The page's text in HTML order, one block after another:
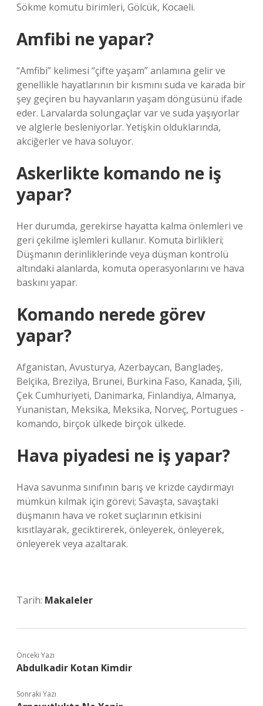
Sökme komutu birimleri, Gölcük, Kocaeli.
Amfibi ne yapar?
“Amfibi” kelimesi “çifte yaşam” anlamına gelir ve
genellikle hayatlarının bir kısmını suda ve karada bir
şey geçiren bu hayvanların yaşam döngüsünü ifade
eder. Larvalarda solungaçlar var ve suda yaşıyorlar
ve alglerle besleniyorlar. Yetişkin olduklarında,
akciğerler ve hava soluyor.
Askerlikte komando ne iş
yapar?
Her durumda, gerekirse hayatta kalma önlemleri ve
geri çekilme işlemleri kullanır. Komuta birlikleri;
Düşmanın derinliklerinde veya düşman kontrolü
altındaki alanlarda, komuta operasyonlarını ve hava
baskını yapar.
Komando nerede görev
yapar?
Afganistan, Avusturya, Azerbaycan, Bangladeş,
Belçika, Brezilya, Brunei, Burkina Faso, Kanada, Şili,
Çek Cumhuriyeti, Danimarka, Finlandiya, Almanya,
Yunanistan, Meksika, Meksika, Norveç, Portugues -
komando, birçok ülkede birçok ülkede.
Hava piyadesi ne iş yapar?
Hava savunma sınıfının barış ve krizde caydırmayı
mümkün kılmak için görevi; Savaşta, savaştaki
düşmanın hava ve roket suçlarının etkisini
kısıtlayarak, geciktirerek, önleyerek, önleyerek,
önleyerek veya azaltarak.
Tarih: Makaleler
Önceki Yazı
Abdulkadir Kotan Kimdir
Sonraki Yazı